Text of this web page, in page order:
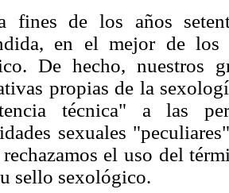
fines de los años
en el mejor de los
De hecho, nuestros
propias de la
técnica" a las
sexuales
rechazamos el uso del
sello sexológico.